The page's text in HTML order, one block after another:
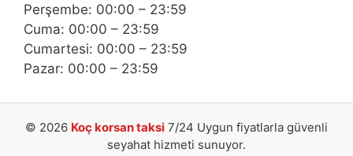
Perşembe: 00:00 – 23:59
Cuma: 00:00 – 23:59
Cumartesi: 00:00 – 23:59
Pazar: 00:00 – 23:59
© 2026 Koç korsan taksi 7/24 Uygun fiyatlarla güvenli
seyahat hizmeti sunuyor.